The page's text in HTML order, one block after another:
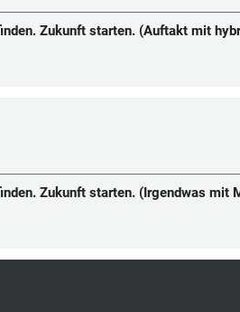
Zukunft starten. (Auftakt mit
Zukunft starten. (Irgendwas